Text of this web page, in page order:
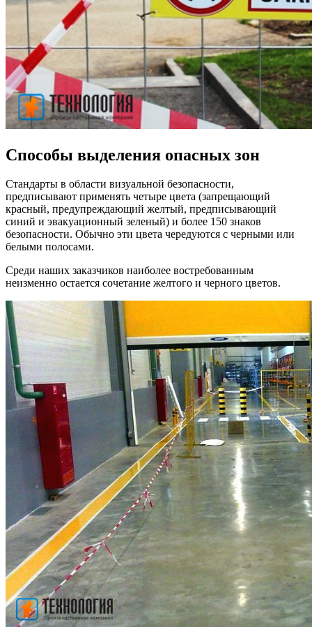
Способы выделения опасных зон
Стандарты в области визуальной безопасности,
предписывают применять четыре цвета (запрещающий
красный, предупреждающий желтый, предписывающий
синий и эвакуационный зеленый) и более 150 знаков
безопасности. Обычно эти цвета чередуются с черными или
белыми полосами.
Среди наших заказчиков наиболее востребованным
неизменно остается сочетание желтого и черного цветов.